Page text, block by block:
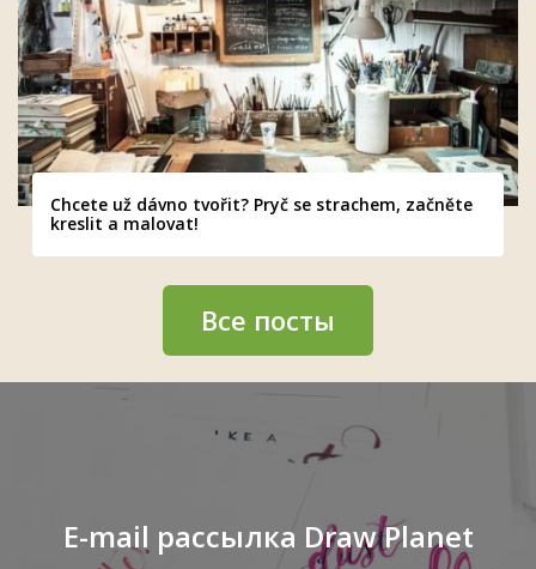
Chcete už dávno tvořit? Pryč se strachem, začněte
kreslit a malovat!
Все посты
E-mail рассылка Draw Planet